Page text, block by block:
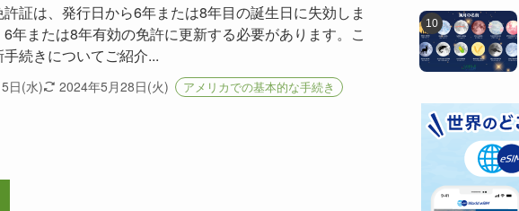
証は、発行日から6年または8年目の誕生日に失効しま
年または8年有効の免許に更新する必要があります。こ
続きについてご紹介...
日(水) 2024年5月28日(火) アメリカでの基本的な手続き